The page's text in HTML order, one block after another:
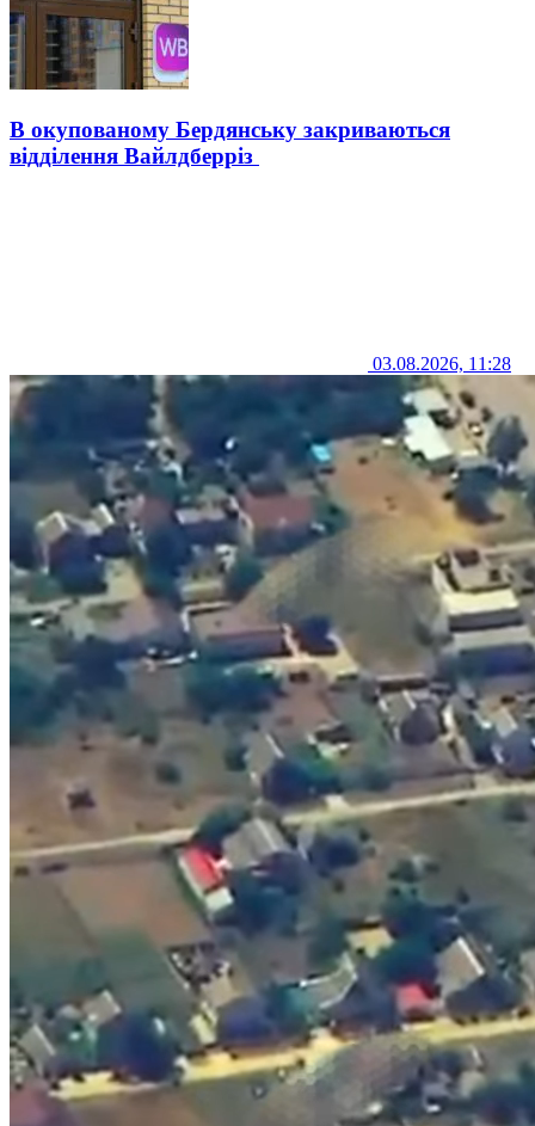
В окупованому Бердянську закриваються
відділення Вайлдберріз
03.08.2026, 11:28